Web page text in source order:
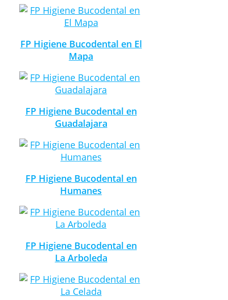
FP Higiene Bucodental en El
Mapa
FP Higiene Bucodental en
Guadalajara
FP Higiene Bucodental en
Humanes
FP Higiene Bucodental en
La Arboleda